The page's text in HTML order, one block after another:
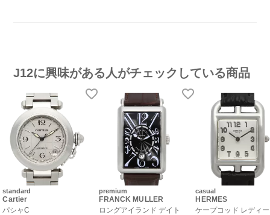
J12に興味がある人がチェックしている商品
standard
Cartier
パシャC
premium
FRANCK MULLER
ロングアイランド デイト
casual
HERMES
ケープコッド レディ